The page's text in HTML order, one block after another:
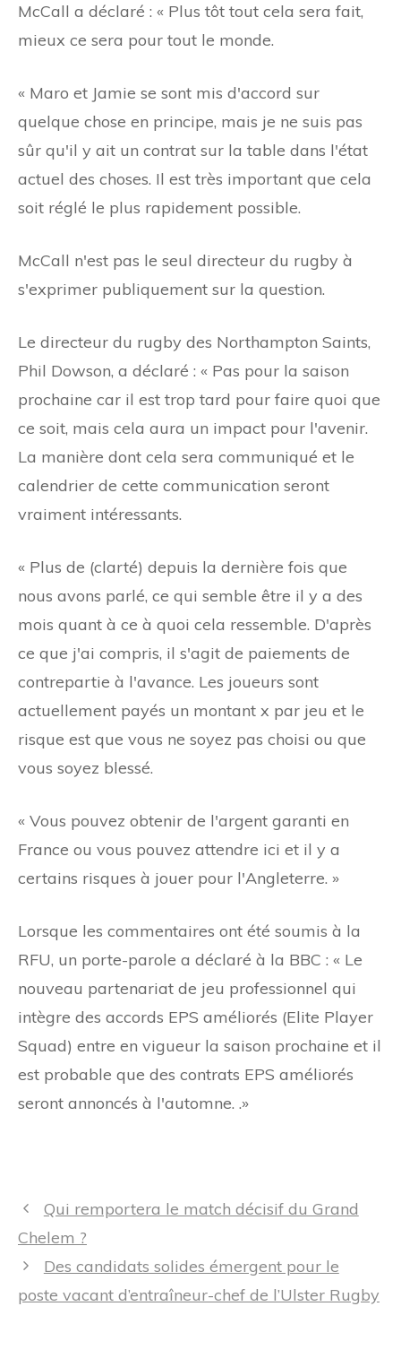
McCall a déclaré : « Plus tôt tout cela sera fait,
mieux ce sera pour tout le monde.
« Maro et Jamie se sont mis d'accord sur
quelque chose en principe, mais je ne suis pas
sûr qu'il y ait un contrat sur la table dans l'état
actuel des choses. Il est très important que cela
soit réglé le plus rapidement possible.
McCall n'est pas le seul directeur du rugby à
s'exprimer publiquement sur la question.
Le directeur du rugby des Northampton Saints,
Phil Dowson, a déclaré : « Pas pour la saison
prochaine car il est trop tard pour faire quoi que
ce soit, mais cela aura un impact pour l'avenir.
La manière dont cela sera communiqué et le
calendrier de cette communication seront
vraiment intéressants.
« Plus de (clarté) depuis la dernière fois que
nous avons parlé, ce qui semble être il y a des
mois quant à ce à quoi cela ressemble. D'après
ce que j'ai compris, il s'agit de paiements de
contrepartie à l'avance. Les joueurs sont
actuellement payés un montant x par jeu et le
risque est que vous ne soyez pas choisi ou que
vous soyez blessé.
« Vous pouvez obtenir de l'argent garanti en
France ou vous pouvez attendre ici et il y a
certains risques à jouer pour l'Angleterre. »
Lorsque les commentaires ont été soumis à la
RFU, un porte-parole a déclaré à la BBC : « Le
nouveau partenariat de jeu professionnel qui
intègre des accords EPS améliorés (Elite Player
Squad) entre en vigueur la saison prochaine et il
est probable que des contrats EPS améliorés
seront annoncés à l'automne. .»
Navigation
des
Qui remportera le match décisif du Grand
Chelem ?
Des candidats solides émergent pour le
poste vacant d’entraîneur-chef de l’Ulster Rugby